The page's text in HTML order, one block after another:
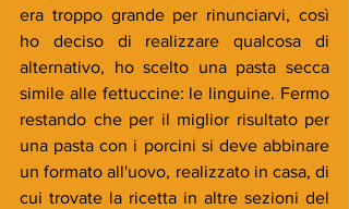
era troppo grande per rinunciarvi, così
ho deciso di realizzare qualcosa di
alternativo, ho scelto una pasta secca
simile alle fettuccine: le linguine. Fermo
restando che per il miglior risultato per
una pasta con i porcini si deve abbinare
un formato all'uovo, realizzato in casa, di
cui trovate la ricetta in altre sezioni del